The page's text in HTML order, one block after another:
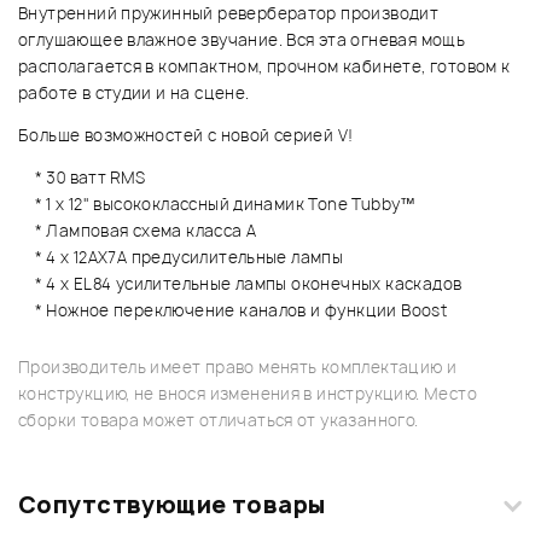
Внутренний пружинный ревербератор производит
оглушающее влажное звучание. Вся эта огневая мощь
располагается в компактном, прочном кабинете, готовом к
работе в студии и на сцене.
Больше возможностей с новой серией V!
* 30 ватт RMS
* 1 x 12" высококлассный динамик Tone Tubby™
* Ламповая схема класса А
* 4 x 12AX7A предусилительные лампы
* 4 x EL84 усилительные лампы оконечных каскадов
* Ножное переключение каналов и функции Boost
Производитель имеет право менять комплектацию и
конструкцию, не внося изменения в инструкцию. Место
сборки товара может отличаться от указанного.
Сопутствующие товары